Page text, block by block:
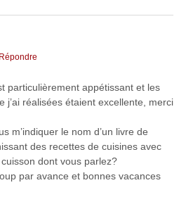
Répondre
particulièrement appétissant et les
j’ai réalisées étaient excellente, merci
m’indiquer le nom d’un livre de
des recettes de cuisines avec
cuisson dont vous parlez?
par avance et bonnes vacances